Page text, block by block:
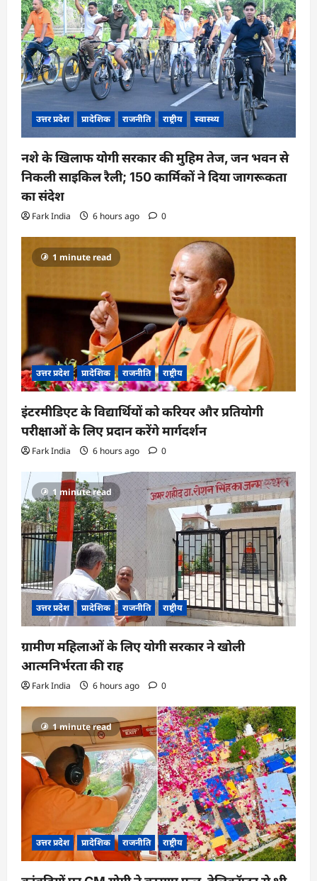
उत्तर प्रदेश प्रादेशिक राजनीति राष्ट्रीय स्वास्थ्य
नशे के खिलाफ योगी सरकार की मुहिम तेज, जन भवन से
निकली साइकिल रैली; 150 कार्मिकों ने दिया जागरूकता
का संदेश
Fark India 6 hours ago 0
1 minute read
उत्तर प्रदेश प्रादेशिक राजनीति राष्ट्रीय
इंटरमीडिएट के विद्यार्थियों को करियर और प्रतियोगी
परीक्षाओं के लिए प्रदान करेंगे मार्गदर्शन
Fark India 6 hours ago 0
1 minute read
उत्तर प्रदेश प्रादेशिक राजनीति राष्ट्रीय
ग्रामीण महिलाओं के लिए योगी सरकार ने खोली
आत्मनिर्भरता की राह
Fark India 6 hours ago 0
1 minute read
उत्तर प्रदेश प्रादेशिक राजनीति राष्ट्रीय